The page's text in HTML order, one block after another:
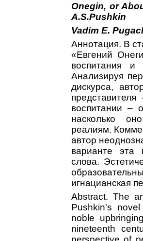
Onegin, or
A.S.Pushkin
Vadim E.
Аннотация. В
«Евгений
воспитания
Анализируя
дискурса,
воспитании –
насколько
реалиям.
автор
варианте эта
слова.
игнацианская
Abstract. The
Pushkin's
noble
nineteenth